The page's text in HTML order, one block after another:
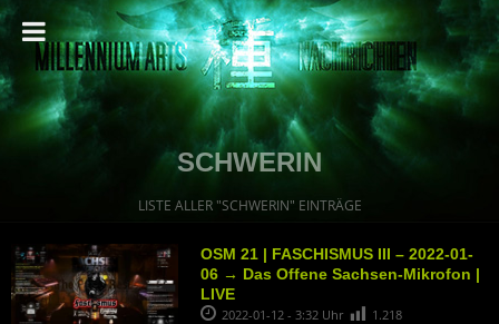
SCHWERIN
LISTE ALLER "SCHWERIN" EINTRÄGE
OSM 21 | FASCHISMUS III – 2022-01-
06 → Das Offene Sachsen-Mikrofon |
LIVE
2022-01-12 - 3:32 Uhr 1.218